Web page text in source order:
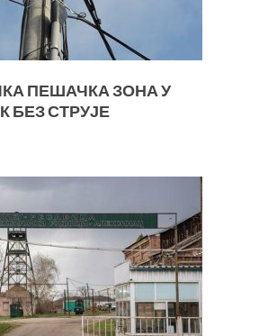
ПЕШАЧКА ЗОНА У
БЕЗ СТРУЈЕ